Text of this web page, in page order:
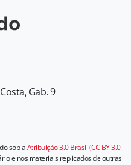
Gab. 9
sob aAtribuição 3.0 Brasil (CC BY 3.0
e nos materiais replicados de outras